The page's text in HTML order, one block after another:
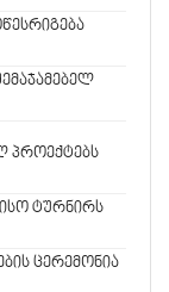
პროექტებს
ტურნირს
ცერემონია